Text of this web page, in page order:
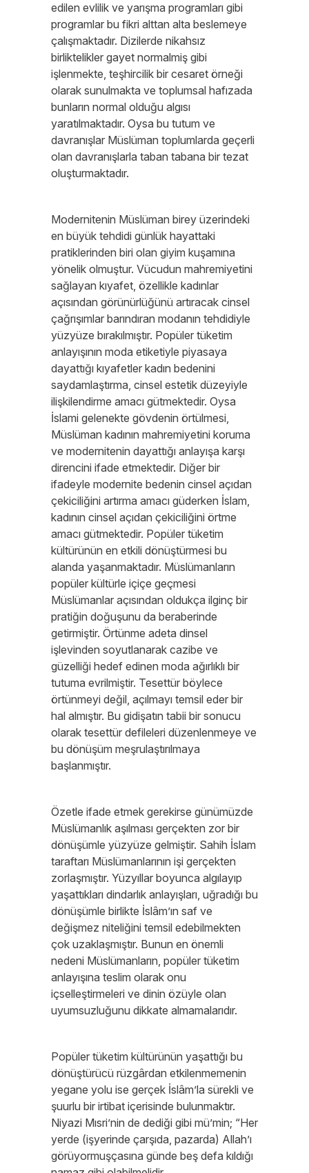
edilen evlilik ve yarışma programları gibi
programlar bu fikri alttan alta beslemeye
çalışmaktadır. Dizilerde nikahsız
birliktelikler gayet normalmiş gibi
işlenmekte, teşhircilik bir cesaret örneği
olarak sunulmakta ve toplumsal hafızada
bunların normal olduğu algısı
yaratılmaktadır. Oysa bu tutum ve
davranışlar Müslüman toplumlarda geçerli
olan davranışlarla taban tabana bir tezat
oluşturmaktadır.
Modernitenin Müslüman birey üzerindeki
en büyük tehdidi günlük hayattaki
pratiklerinden biri olan giyim kuşamına
yönelik olmuştur. Vücudun mahremiyetini
sağlayan kıyafet, özellikle kadınlar
açısından görünürlüğünü artıracak cinsel
çağrışımlar barındıran modanın tehdidiyle
yüzyüze bırakılmıştır. Popüler tüketim
anlayışının moda etiketiyle piyasaya
dayattığı kıyafetler kadın bedenini
saydamlaştırma, cinsel estetik düzeyiyle
ilişkilendirme amacı gütmektedir. Oysa
İslami gelenekte gövdenin örtülmesi,
Müslüman kadının mahremiyetini koruma
ve modernitenin dayattığı anlayışa karşı
direncini ifade etmektedir. Diğer bir
ifadeyle modernite bedenin cinsel açıdan
çekiciliğini artırma amacı güderken İslam,
kadının cinsel açıdan çekiciliğini örtme
amacı gütmektedir. Popüler tüketim
kültürünün en etkili dönüştürmesi bu
alanda yaşanmaktadır. Müslümanların
popüler kültürle içiçe geçmesi
Müslümanlar açısından oldukça ilginç bir
pratiğin doğuşunu da beraberinde
getirmiştir. Örtünme adeta dinsel
işlevinden soyutlanarak cazibe ve
güzelliği hedef edinen moda ağırlıklı bir
tutuma evrilmiştir. Tesettür böylece
örtünmeyi değil, açılmayı temsil eder bir
hal almıştır. Bu gidişatın tabii bir sonucu
olarak tesettür defileleri düzenlenmeye ve
bu dönüşüm meşrulaştırılmaya
başlanmıştır.
Özetle ifade etmek gerekirse günümüzde
Müslümanlık aşılması gerçekten zor bir
dönüşümle yüzyüze gelmiştir. Sahih İslam
taraftarı Müslümanlarının işi gerçekten
zorlaşmıştır. Yüzyıllar boyunca algılayıp
yaşattıkları dindarlık anlayışları, uğradığı bu
dönüşümle birlikte İslâm’ın saf ve
değişmez niteliğini temsil edebilmekten
çok uzaklaşmıştır. Bunun en önemli
nedeni Müslümanların, popüler tüketim
anlayışına teslim olarak onu
içselleştirmeleri ve dinin özüyle olan
uyumsuzluğunu dikkate almamalarıdır.
Popüler tüketim kültürünün yaşattığı bu
dönüştürücü rüzgârdan etkilenmemenin
yegane yolu ise gerçek İslâm’la sürekli ve
şuurlu bir irtibat içerisinde bulunmaktır.
Niyazi Mısri’nin de dediği gibi mü’min; “Her
yerde (işyerinde çarşıda, pazarda) Allah’ı
görüyormuşçasına günde beş defa kıldığı